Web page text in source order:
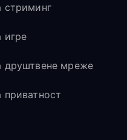
стриминг
игре
друштвене мреже
приватност